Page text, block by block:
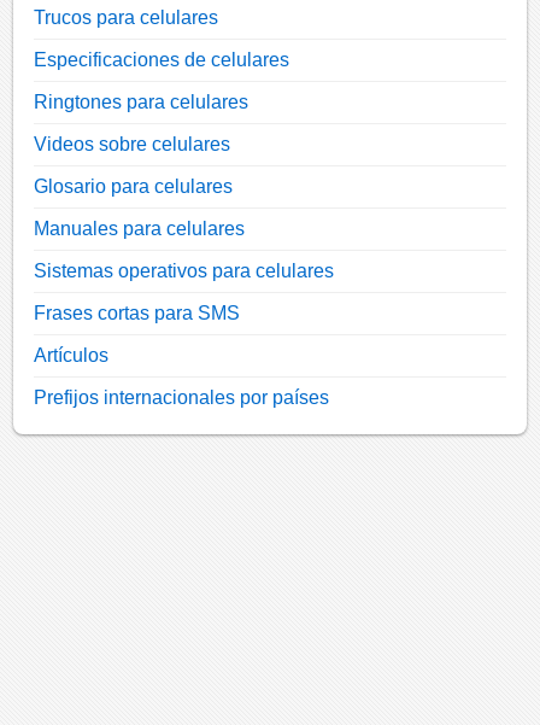
Trucos para celulares
Especificaciones de celulares
Ringtones para celulares
Videos sobre celulares
Glosario para celulares
Manuales para celulares
Sistemas operativos para celulares
Frases cortas para SMS
Artículos
Prefijos internacionales por países